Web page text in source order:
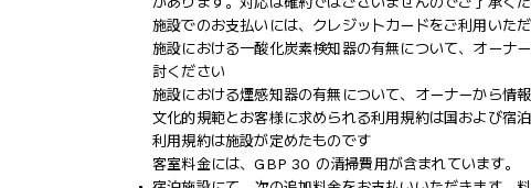
施設でのお支払いには、クレジットカードをご利用いた
施設における一酸化炭素検知器の有無について、オーナ
討ください
施設における煙感知器の有無について、オーナーから情
文化的規範とお客様に求められる利用規約は国および宿
利用規約は施設が定めたものです
客室料金には、GBP 30 の清掃費用が含まれています。